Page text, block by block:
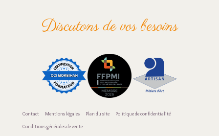
Discutons de vos besoins
Contact Mentions légales Plan du site
Politique de confidentialité
Conditions générales de vente